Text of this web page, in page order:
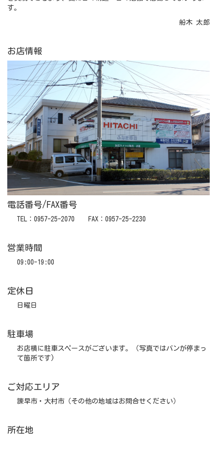
す。
船木 太郎
お店情報
電話番号/FAX番号
TEL：0957-25-2070 FAX：0957-25-2230
営業時間
09:00-19:00
定休日
日曜日
駐車場
お店横に駐車スペースがございます。（写真ではバンが停まっ
て箇所です)
ご対応エリア
諫早市・大村市（その他の地域はお問合せください）
所在地